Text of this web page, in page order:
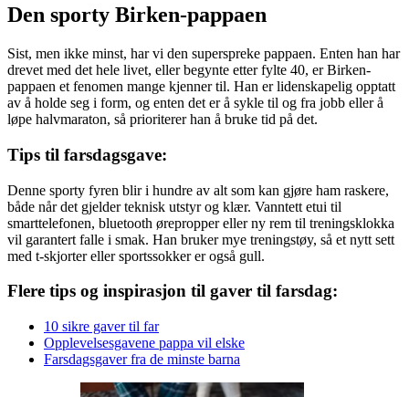
Den sporty Birken-pappaen
Sist, men ikke minst, har vi den superspreke pappaen. Enten han har
drevet med det hele livet, eller begynte etter fylte 40, er Birken-
pappaen et fenomen mange kjenner til. Han er lidenskapelig opptatt
av å holde seg i form, og enten det er å sykle til og fra jobb eller å
løpe halvmaraton, så prioriterer han å bruke tid på det.
Tips til farsdagsgave:
Denne sporty fyren blir i hundre av alt som kan gjøre ham raskere,
både når det gjelder teknisk utstyr og klær. Vanntett etui til
smarttelefonen, bluetooth ørepropper eller ny rem til treningsklokka
vil garantert falle i smak. Han bruker mye treningstøy, så et nytt sett
med t-skjorter eller sportssokker er også gull.
Flere tips og inspirasjon til gaver til farsdag:
10 sikre gaver til far
Opplevelsesgavene pappa vil elske
Farsdagsgaver fra de minste barna